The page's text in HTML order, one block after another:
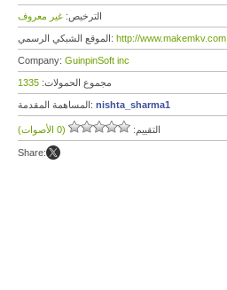
الترخيص: غير معروف
الموقع الشبكي الرسمي: http://www.makemkv.com
Company: GuinpinSoft inc
مجموع الحمولات: 1335
المساهمة المقدمة: nishta_sharma1
التقييم: (0 الأصوات)
Share: